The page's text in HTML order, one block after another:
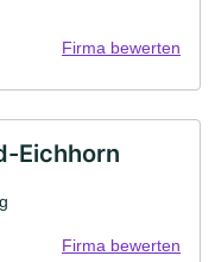
Firma bewerten
Eichhorn
Firma bewerten